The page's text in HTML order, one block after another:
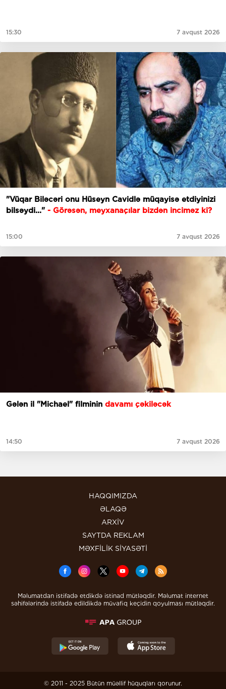
15:30 7 avqust 2026
"Vüqar Biləcəri onu Hüseyn Cavidlə müqayisə etdiyinizi
bilsəydi..." - Görəsən, meyxanaçılar bizdən inciməz ki?
15:00 7 avqust 2026
Gələn il "Michael" filminin davamı çəkiləcək
14:50 7 avqust 2026
HAQQIMIZDA
ƏLAQƏ
ARXİV
SAYTDA REKLAM
MƏXFİLİK SİYASƏTİ
Məlumatdan istifadə etdikdə istinad mütləqdir. Məlumat internet
səhifələrində istifadə edildikdə müvafiq keçidin qoyulması mütləqdir.
© 2011 - 2025 Bütün müəllif hüquqları qorunur.